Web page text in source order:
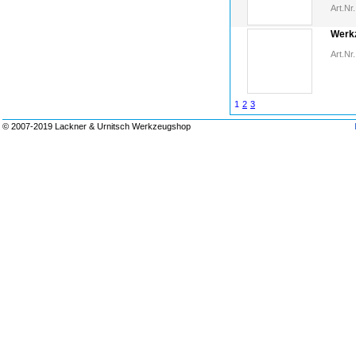
1 2 3
© 2007-2019 Lackner & Urnitsch Werkzeugshop